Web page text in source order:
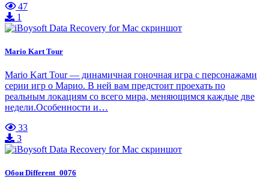
47
1
Mario Kart Tour
Mario Kart Tour — динамичная гоночная игра с персонажами
серии игр о Марио. В ней вам предстоит проехать по
реальным локациям со всего мира, меняющимся каждые две
недели.Особенности и…
33
3
Обои Different_0076